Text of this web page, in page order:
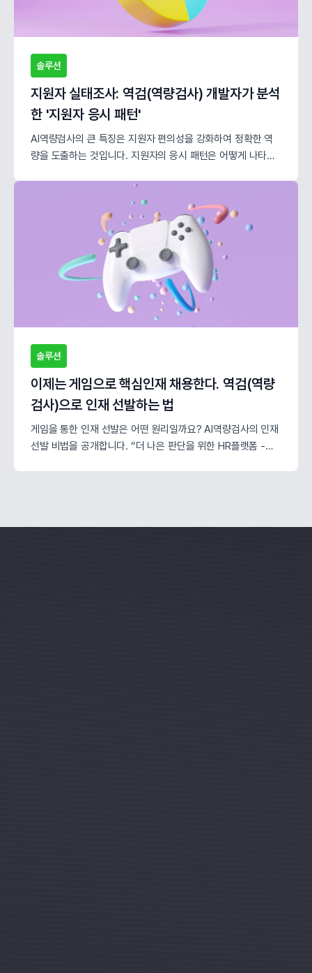
솔루션
지원자 실태조사: 역검(역량검사) 개발자가 분석
한 '지원자 응시 패턴'
AI역량검사의 큰 특징은 지원자 편의성을 강화하여 정확한 역
량을 도출하는 것입니다. 지원자의 응시 패턴은 어떻게 나타나
솔루션
이제는 게임으로 핵심인재 채용한다. 역검(역량
검사)으로 인재 선발하는 법
게임을 통한 인재 선발은 어떤 원리일까요? AI역량검사의 인재
선발 비법을 공개합니다. “더 나은 판단을 위한 HR플랫폼 -